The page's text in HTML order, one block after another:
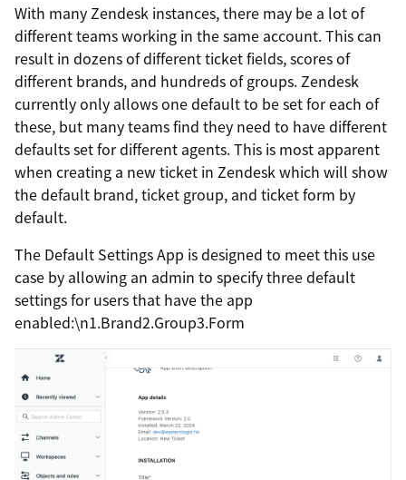
With many Zendesk instances, there may be a lot of
different teams working in the same account. This can
result in dozens of different ticket fields, scores of
different brands, and hundreds of groups. Zendesk
currently only allows one default to be set for each of
these, but many teams find they need to have different
defaults set for different agents. This is most apparent
when creating a new ticket in Zendesk which will show
the default brand, ticket group, and ticket form by
default.
The Default Settings App is designed to meet this use
case by allowing an admin to specify three default
settings for users that have the app
enabled:\n1.Brand2.Group3.Form